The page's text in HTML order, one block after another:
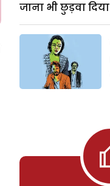
जाना भी छुड़वा दिया